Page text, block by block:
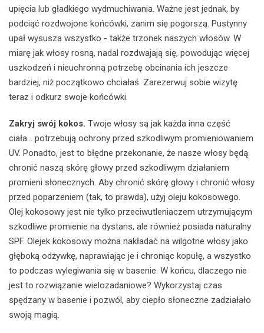
upięcia lub gładkiego wydmuchiwania. Ważne jest jednak, by
podciąć rozdwojone końcówki, zanim się pogorszą. Pustynny
upał wysusza wszystko - także trzonek naszych włosów. W
miarę jak włosy rosną, nadal rozdwajają się, powodując więcej
uszkodzeń i nieuchronną potrzebę obcinania ich jeszcze
bardziej, niż początkowo chciałaś. Zarezerwuj sobie wizytę
teraz i odkurz swoje końcówki.
Zakryj swój kokos. Twoje włosy są jak każda inna część
ciała... potrzebują ochrony przed szkodliwym promieniowaniem
UV. Ponadto, jest to błędne przekonanie, że nasze włosy będą
chronić naszą skórę głowy przed szkodliwym działaniem
promieni słonecznych. Aby chronić skórę głowy i chronić włosy
przed poparzeniem (tak, to prawda), użyj oleju kokosowego.
Olej kokosowy jest nie tylko przeciwutleniaczem utrzymującym
szkodliwe promienie na dystans, ale również posiada naturalny
SPF. Olejek kokosowy można nakładać na wilgotne włosy jako
głęboką odżywkę, naprawiając je i chroniąc kopułę, a wszystko
to podczas wylegiwania się w basenie. W końcu, dlaczego nie
jest to rozwiązanie wielozadaniowe? Wykorzystaj czas
spędzany w basenie i pozwól, aby ciepło słoneczne zadziałało
swoją magią.